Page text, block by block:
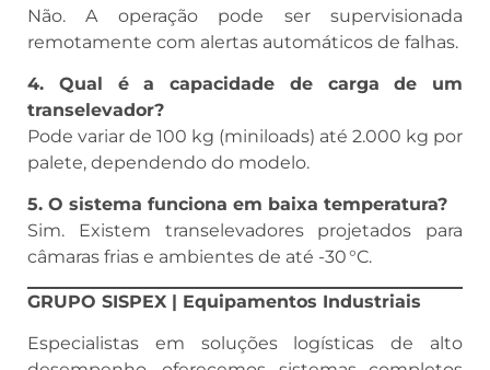
Não. A operação pode ser supervisionada
remotamente com alertas automáticos de falhas.
4. Qual é a capacidade de carga de um
transelevador?
Pode variar de 100 kg (miniloads) até 2.000 kg por
palete, dependendo do modelo.
5. O sistema funciona em baixa temperatura?
Sim. Existem transelevadores projetados para
câmaras frias e ambientes de até -30 °C.
GRUPO SISPEX | Equipamentos Industriais
Especialistas em soluções logísticas de alto